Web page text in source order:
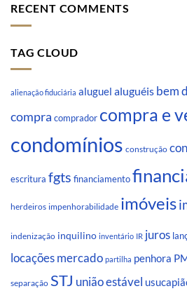
RECENT COMMENTS
TAG CLOUD
alienação fiduciária aluguel aluguéis bem
compra comprador compra e
condomínios construção
escritura fgts financiamento
herdeiros impenhorabilidade imóveis
indenização inquilino inventário IR juros
locações mercado partilha penhora
separação STJ união estável